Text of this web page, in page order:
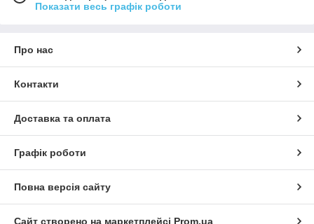
Показати весь графік роботи
Про нас
Контакти
Доставка та оплата
Графік роботи
Повна версія сайту
Сайт створено на маркетплейсі Prom.ua